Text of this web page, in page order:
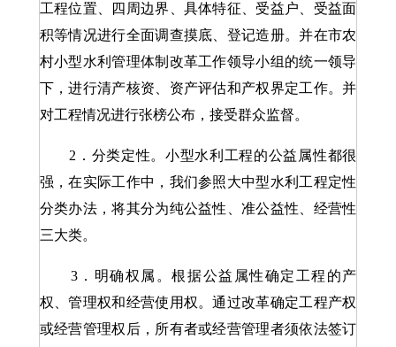
工程位置、四周边界、具体特征、受益户、受益面
积等情况进行全面调查摸底、登记造册。并在市农
村小型水利管理体制改革工作领导小组的统一领导
下，进行清产核资、资产评估和产权界定工作。并
对工程情况进行张榜公布，接受群众监督。
2．分类定性。小型水利工程的公益属性都很
强，在实际工作中，我们参照大中型水利工程定性
分类办法，将其分为纯公益性、准公益性、经营性
三大类。
3．明确权属。根据公益属性确定工程的产
权、管理权和经营使用权。通过改革确定工程产权
或经营管理权后，所有者或经营管理者须依法签订